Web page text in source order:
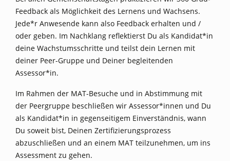
Feedback als Möglichkeit des Lernens und Wachsens.
Jede*r Anwesende kann also Feedback erhalten und /
oder geben. Im Nachklang reflektierst Du als Kandidat*in
deine Wachstumsschritte und teilst dein Lernen mit
deiner Peer-Gruppe und Deiner begleitenden
Assessor*in.
Im Rahmen der MAT-Besuche und in Abstimmung mit
der Peergruppe beschließen wir Assessor*innen und Du
als Kandidat*in in gegenseitigem Einverständnis, wann
Du soweit bist, Deinen Zertifizierungsprozess
abzuschließen und an einem MAT teilzunehmen, um ins
Assessment zu gehen.